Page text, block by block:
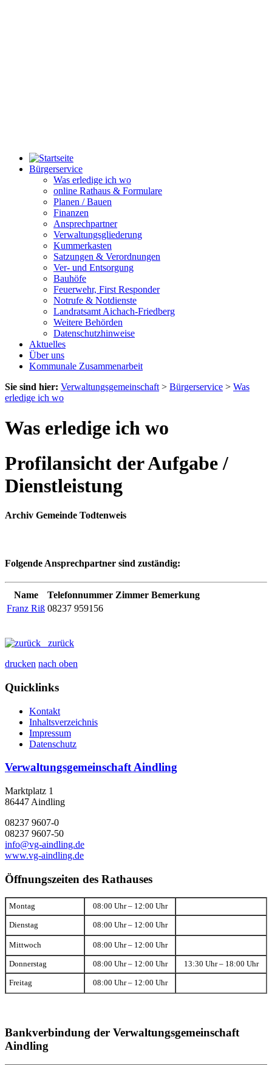
Bürgerservice
Was erledige ich wo
online Rathaus & Formulare
Planen / Bauen
Finanzen
Ansprechpartner
Verwaltungsgliederung
Kummerkasten
Satzungen & Verordnungen
Ver- und Entsorgung
Bauhöfe
Feuerwehr, First Responder
Notrufe & Notdienste
Landratsamt Aichach-Friedberg
Weitere Behörden
Datenschutzhinweise
Aktuelles
Über uns
Kommunale Zusammenarbeit
Sie sind hier: Verwaltungsgemeinschaft > Bürgerservice > Was
erledige ich wo
Was erledige ich wo
Profilansicht der Aufgabe /
Dienstleistung
Archiv Gemeinde Todtenweis
Folgende Ansprechpartner sind zuständig:
Name Telefonnummer Zimmer Bemerkung
Franz Riß 08237 959156
zurück
drucken nach oben
Quicklinks
Kontakt
Inhaltsverzeichnis
Impressum
Datenschutz
Verwaltungsgemeinschaft Aindling
Marktplatz 1
86447 Aindling
08237 9607-0
08237 9607-50
info@vg-aindling.de
www.vg-aindling.de
Öffnungszeiten des Rathauses
Montag 08:00 Uhr – 12:00 Uhr
Dienstag 08:00 Uhr – 12:00 Uhr
Mittwoch 08:00 Uhr – 12:00 Uhr
Donnerstag 08:00 Uhr – 12:00 Uhr 13:30 Uhr – 18:00 Uhr
Freitag 08:00 Uhr – 12:00 Uhr
Bankverbindung der Verwaltungsgemeinschaft
Aindling